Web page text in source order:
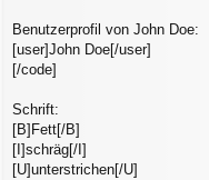
Benutzerprofil von John Doe:
[user]John Doe[/user]
[/code]
Schrift:
[B]Fett[/B]
[I]schräg[/I]
[U]unterstrichen[/U]